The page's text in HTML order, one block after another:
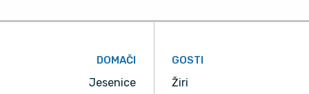
DOMAČI
Jesenice
GOSTI
Žiri